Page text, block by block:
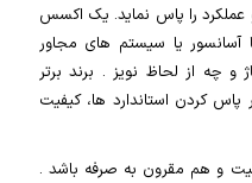
عملکرد را پاس نماید. یک اکسس
یا سیستم های مجاور
و چه از لحاظ نویز . برند برتر
کردن استاندارد ها، کیفیت
و هم مقرون به صرفه باشد .